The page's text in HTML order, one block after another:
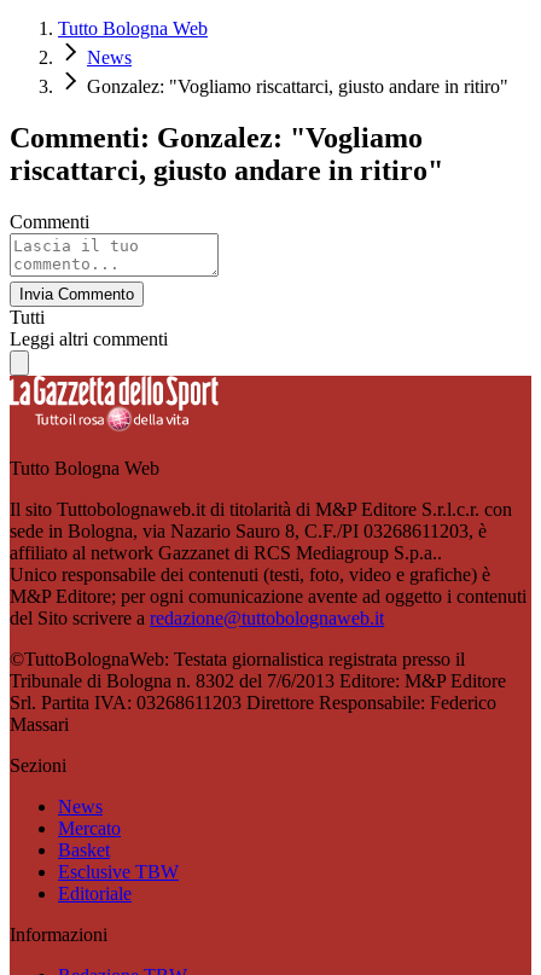
Tutto Bologna Web
News
Gonzalez: "Vogliamo riscattarci, giusto andare in ritiro"
Commenti: Gonzalez: "Vogliamo
riscattarci, giusto andare in ritiro"
Commenti
Invia Commento
Tutti
Leggi altri commenti
Tutto Bologna Web
Il sito Tuttobolognaweb.it di titolarità di M&P Editore S.r.l.c.r. con
sede in Bologna, via Nazario Sauro 8, C.F./PI 03268611203, è
affiliato al network Gazzanet di RCS Mediagroup S.p.a..
Unico responsabile dei contenuti (testi, foto, video e grafiche) è
M&P Editore; per ogni comunicazione avente ad oggetto i contenuti
del Sito scrivere a redazione@tuttobolognaweb.it
©TuttoBolognaWeb: Testata giornalistica registrata presso il
Tribunale di Bologna n. 8302 del 7/6/2013 Editore: M&P Editore
Srl. Partita IVA: 03268611203 Direttore Responsabile: Federico
Massari
Sezioni
News
Mercato
Basket
Esclusive TBW
Editoriale
Informazioni